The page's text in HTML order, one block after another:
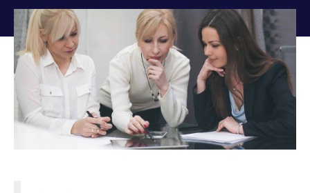
Tu sei qui: